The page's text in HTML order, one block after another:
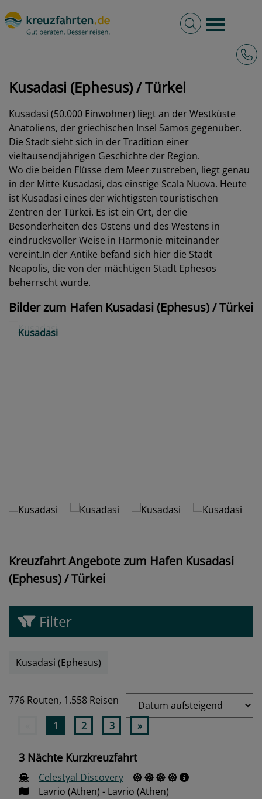
Burger
Volltextsuche
Kusadasi (Ephesus) / Türkei
Kusadasi (50.000 Einwohner) liegt an der Westküste
Anatoliens, der griechischen Insel Samos gegenüber.
Die Stadt sieht sich in der Tradition einer
vieltausendjährigen Geschichte der Region.
Wo die beiden Flüsse dem Meer zustreben, liegt genau
in der Mitte Kusadasi, das einstige Scala Nuova. Heute
ist Kusadasi eines der wichtigsten touristischen
Zentren der Türkei. Es ist ein Ort, der die
Besonderheiten des Ostens und des Westens in
eindrucksvoller Weise in Harmonie miteinander
vereint.In der Antike befand sich hier die Stadt
Neapolis, die von der mächtigen Stadt Ephesos
beherrscht wurde.
Bilder zum Hafen Kusadasi (Ephesus) / Türkei
Kusadasi
Kreuzfahrt Angebote zum Hafen Kusadasi
(Ephesus) / Türkei
Filter
Kusadasi (Ephesus)
776 Routen, 1.558 Reisen
1 2 3 »
3 Nächte Kurzkreuzfahrt
Celestyal Discovery
Lavrio (Athen) - Lavrio (Athen)